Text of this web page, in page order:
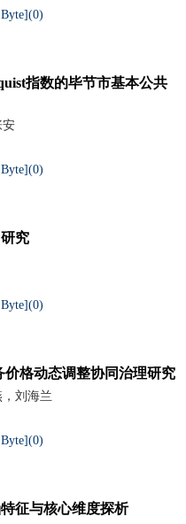
0)
指数的毕节市基本公共
安
0)
究
0)
格动态调整协同治理研究
刘海兰
0)
征与核心维度探析